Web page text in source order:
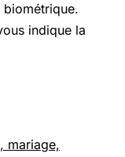
biométrique.
indique la
mariage,